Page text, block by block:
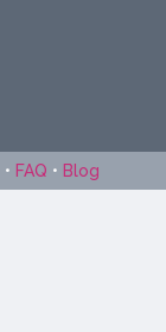
• FAQ • Blog